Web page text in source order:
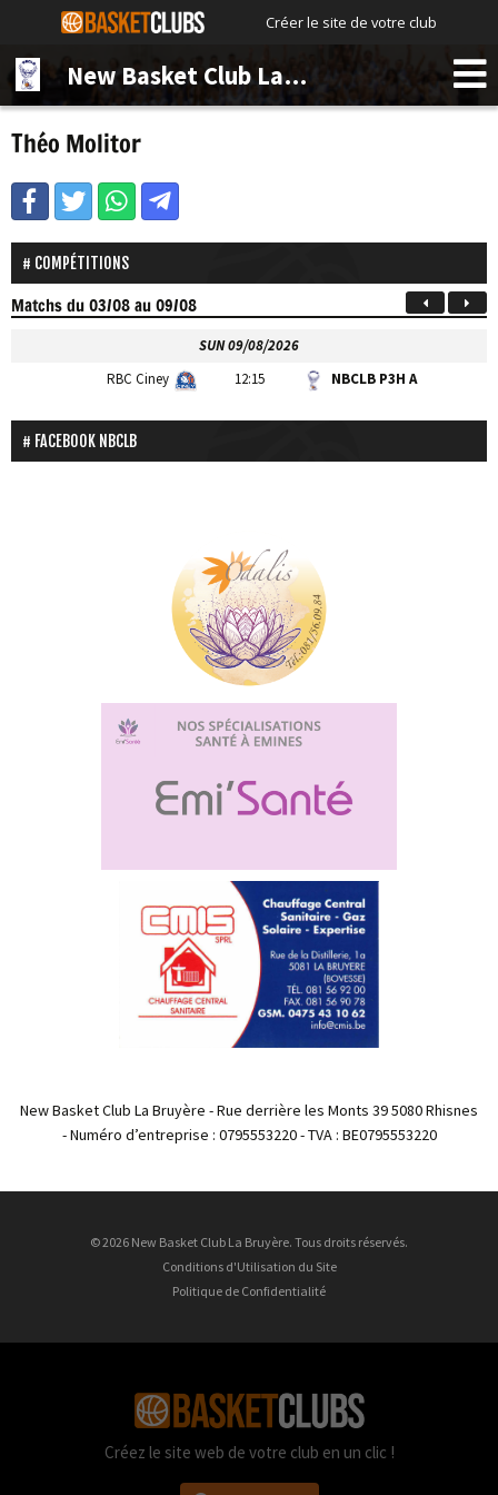
Créer le site de votre club
New Basket Club La Bruyère
Théo Molitor
COMPÉTITIONS
Matchsdu 03/08 au 09/08
SUN 09/08/2026
RBC Ciney
12:15 NBCLB P3H A
FACEBOOK NBCLB
New Basket Club La Bruyère - Rue derrière les Monts 39 5080 Rhisnes
- Numéro d’entreprise : 0795553220 - TVA : BE0795553220
© 2026 New Basket Club La Bruyère. Tous droits réservés.
Conditions d'Utilisation du Site
Politique de Confidentialité
Créez le site web de votre club en un clic !